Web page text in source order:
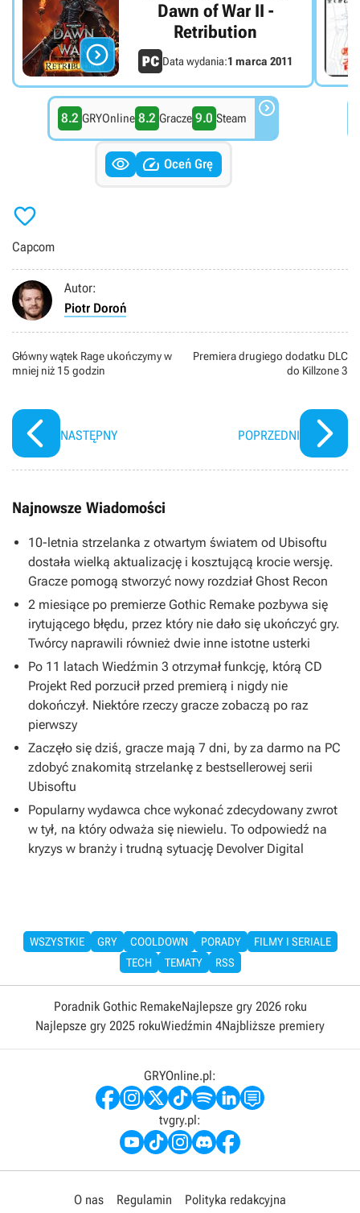

Dawn of War II -
Retribution
Data wydania:1 marca 2011
8.2 GRYOnline 8.2 Gracze 9.0 Steam 
  Oceń Grę

Capcom
Autor:
Piotr Doroń
Główny wątek Rage ukończymy w
mniej niż 15 godzin
NASTĘPNY
Premiera drugiego dodatku DLC
do Killzone 3
POPRZEDNI
Najnowsze Wiadomości
10-letnia strzelanka z otwartym światem od Ubisoftu
dostała wielką aktualizację i kosztującą krocie wersję.
Gracze pomogą stworzyć nowy rozdział Ghost Recon
2 miesiące po premierze Gothic Remake pozbywa się
irytującego błędu, przez który nie dało się ukończyć gry.
Twórcy naprawili również dwie inne istotne usterki
Po 11 latach Wiedźmin 3 otrzymał funkcję, którą CD
Projekt Red porzucił przed premierą i nigdy nie
dokończył. Niektóre rzeczy gracze zobaczą po raz
pierwszy
Zaczęło się dziś, gracze mają 7 dni, by za darmo na PC
zdobyć znakomitą strzelankę z bestsellerowej serii
Ubisoftu
Popularny wydawca chce wykonać zdecydowany zwrot
w tył, na który odważa się niewielu. To odpowiedź na
kryzys w branży i trudną sytuację Devolver Digital
WSZYSTKIE GRY COOLDOWN PORADY
FILMY I SERIALE
TECH
TEMATY RSS
Poradnik Gothic RemakeNajlepsze gry 2026 roku
Najlepsze gry 2025 rokuWiedźmin 4Najbliższe premiery
GRYOnline.pl:
tvgry.pl:
O nas Regulamin Polityka redakcyjna